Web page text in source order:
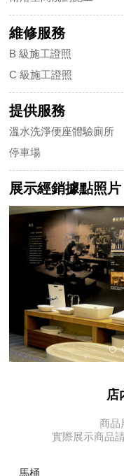
維修服務
B 級施工證照
C 級施工證照
提供服務
溫水洗淨便座體驗廁所
停車場
展示經銷據點照片
店
商品
實際展示商品